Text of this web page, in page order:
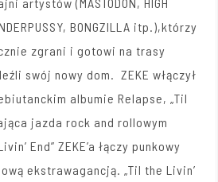
BONGZILLA itp.),którzy
zgrani i gotowi na trasy
swój nowy dom. ZEKE włączył
albumie Relapse, „Til
jazda rock and rollowym
End” ZEKE’a łączy punkowy
ekstrawagancją. „Til the Livin’